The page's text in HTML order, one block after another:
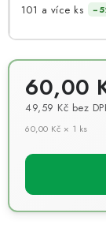
101 a více ks
60,00
49,59 Kč bez
60,00 Kč × 1 ks